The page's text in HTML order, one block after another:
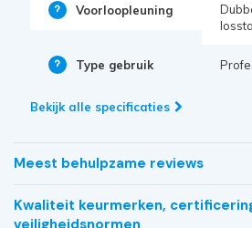
Voorloopleuning
Type gebruik
Bekijk alle specificaties
Meest behulpzame reviews
Kwaliteit keurmerken,
veiligheidsnormen